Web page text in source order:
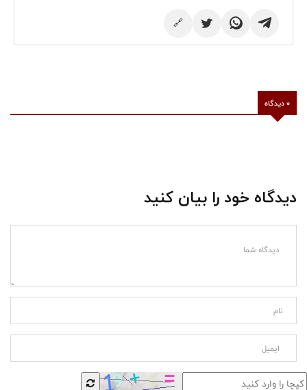
🔗
0 دیدگاه
دیدگاه خود را بیان کنید